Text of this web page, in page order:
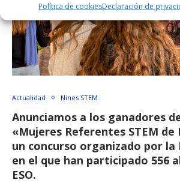
Política de cookiesDeclaración de
Actualidad Nines STEM
Anunciamos a los ganadores
«Mujeres Referentes STEM de
un concurso organizado por la
en el que han participado 556
ESO.